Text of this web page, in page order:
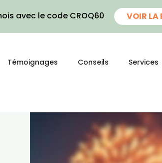
avec le code CROQ60 VOIR LA
Témoignages Conseils Services